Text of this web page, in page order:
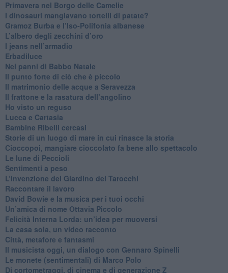
​Primavera nel Borgo delle Camelie
I dinosauri mangiavano tortelli di patate?
​Gramoz Burba e l’Iso-Polifonia albanese
L’albero degli zecchini d’oro
​I jeans nell’armadio
Erbadiluce
Nei panni di Babbo Natale
​Il punto forte di ciò che è piccolo
​Il matrimonio delle acque a Seravezza
​Il frattone e la rasatura dell’angolino
​Ho visto un reguso
Lucca e Cartasia
Bambine Ribelli cercasi
Storie di un luogo di mare in cui rinasce la storia
Cioccopoi, mangiare cioccolato fa bene allo spettacolo
​Le lune di Peccioli
​Sentimenti a peso
​L’invenzione del Giardino dei Tarocchi
​Raccontare il lavoro
David Bowie e la musica per i tuoi occhi
Un’amica di nome Ottavia Piccolo
​Felicità Interna Lorda: un’idea per muoversi
​La casa sola, un video racconto
​Città, metafore e fantasmi
Il musicista oggi, un dialogo con Gennaro Spinelli
Le monete (sentimentali) di Marco Polo
​Di cortometraggi, di cinema e di generazione Z